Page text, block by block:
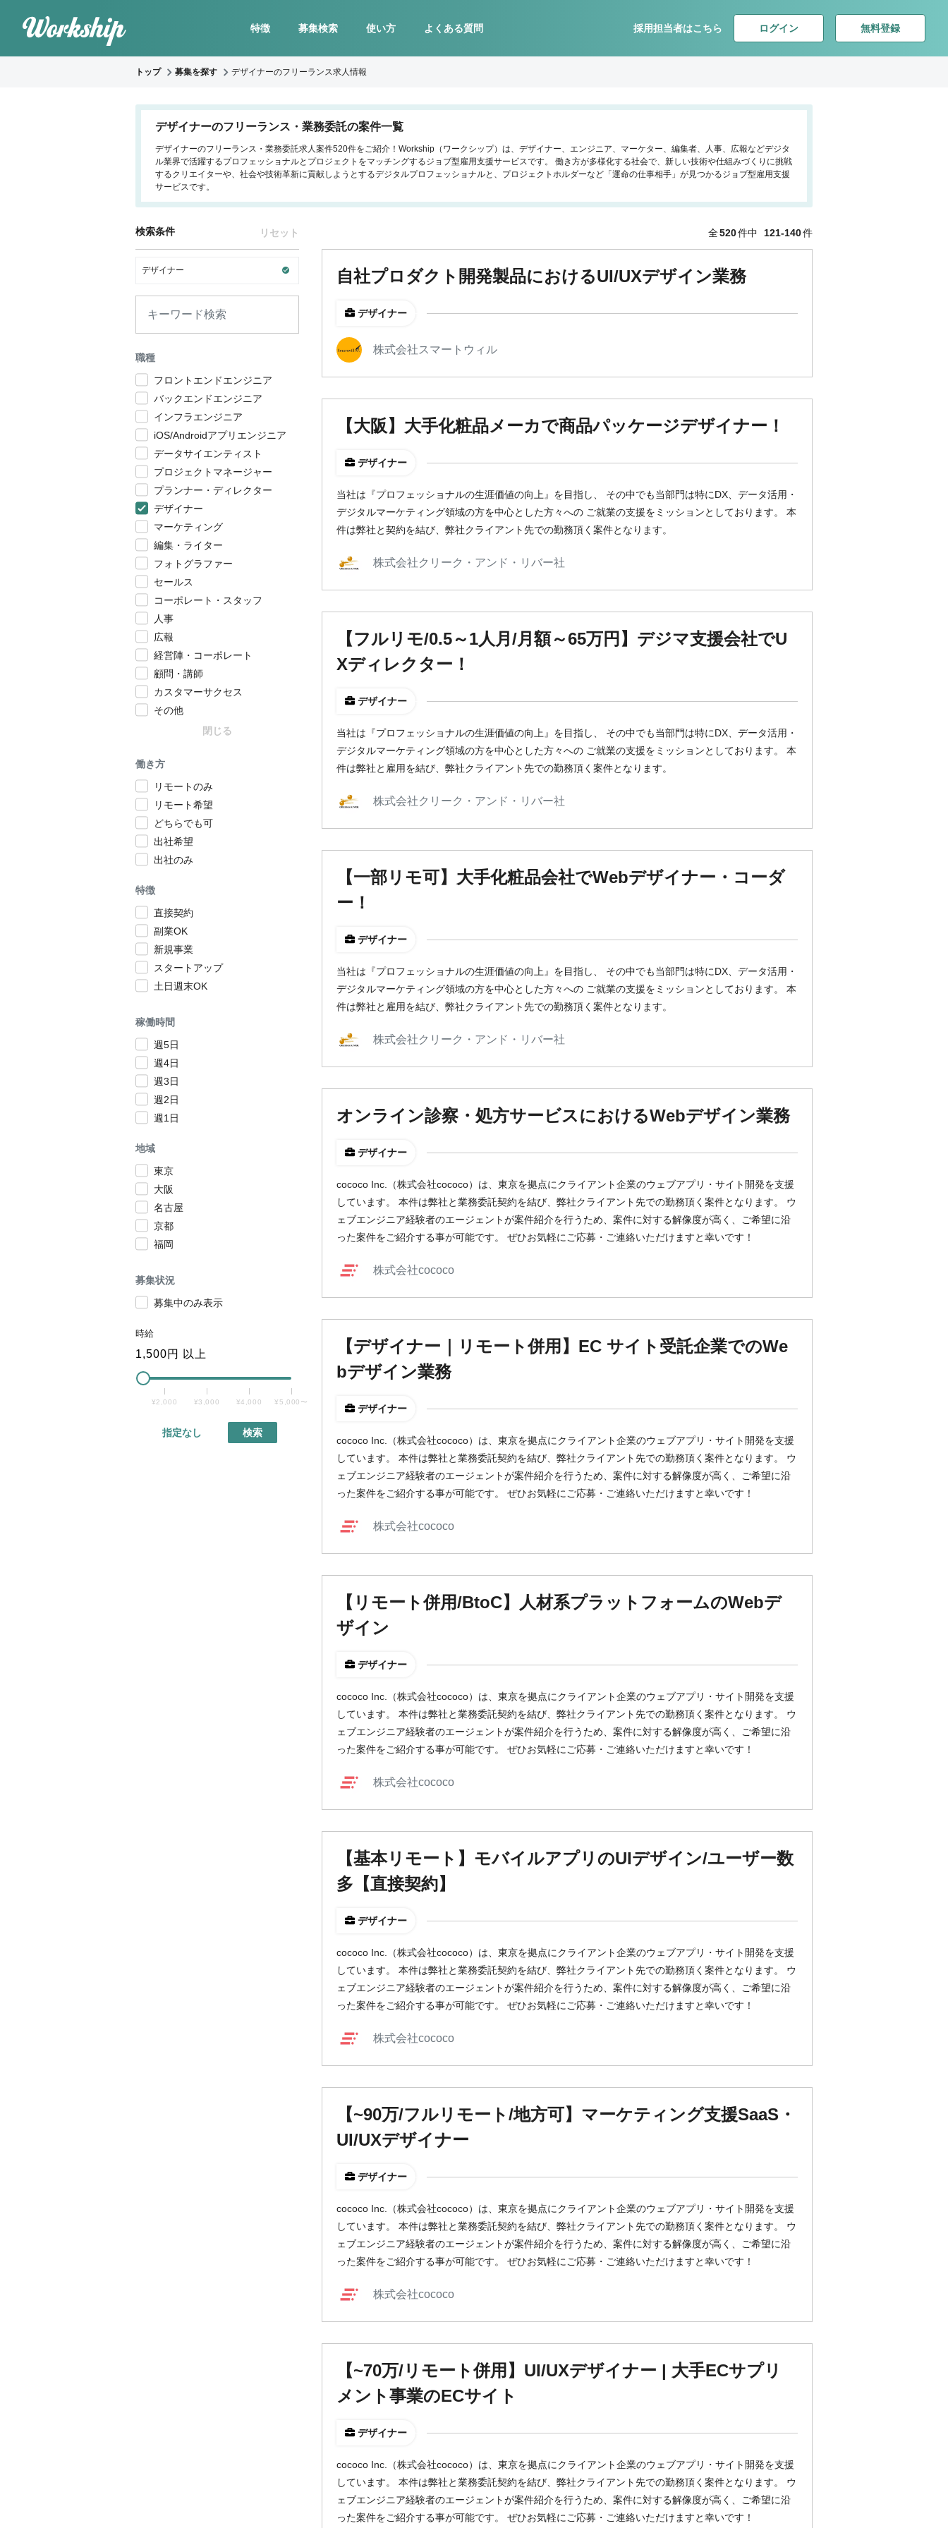
特徴 募集検索 使い方 よくある質問 採用担当者はこちら ログイン 無料登録
トップ 募集を探す デザイナーのフリーランス求人情報
デザイナーのフリーランス・業務委託の案件一覧
デザイナーのフリーランス・業務委託求人案件520件をご紹介！Workship（ワークシップ）は、デザイナー、エンジニア、マーケター、編集者、人事、広報などデジタ
ル業界で活躍するプロフェッショナルとプロジェクトをマッチングするジョブ型雇用支援サービスです。 働き方が多様化する社会で、新しい技術や仕組みづくりに挑戦
するクリエイターや、社会や技術革新に貢献しようとするデジタルプロフェッショナルと、プロジェクトホルダーなど「運命の仕事相手」が見つかるジョブ型雇用支援
サービスです。
検索条件 リセット
デザイナー
職種
フロントエンドエンジニア
バックエンドエンジニア
インフラエンジニア
iOS/Androidアプリエンジニア
データサイエンティスト
プロジェクトマネージャー
プランナー・ディレクター
デザイナー
マーケティング
編集・ライター
フォトグラファー
セールス
コーポレート・スタッフ
人事
広報
経営陣・コーポレート
顧問・講師
カスタマーサクセス
その他
閉じる
働き方
リモートのみ
リモート希望
どちらでも可
出社希望
出社のみ
特徴
直接契約
副業OK
新規事業
スタートアップ
土日週末OK
稼働時間
週5日
週4日
週3日
週2日
週1日
地域
東京
大阪
名古屋
京都
福岡
募集状況
募集中のみ表示
時給
1,500円 以上
¥2,000 ¥3,000 ¥4,000 ¥5,000〜
指定なし 検索
全520件中 121-140件
自社プロダクト開発製品におけるUI/UXデザイン業務
デザイナー
株式会社スマートウィル
【大阪】大手化粧品メーカで商品パッケージデザイナー！
デザイナー
当社は『プロフェッショナルの生涯価値の向上』を目指し、 その中でも当部門は特にDX、データ活用・
デジタルマーケティング領域の方を中心とした方々への ご就業の支援をミッションとしております。 本
件は弊社と契約を結び、弊社クライアント先での勤務頂く案件となります。
株式会社クリーク・アンド・リバー社
【フルリモ/0.5～1人月/月額～65万円】デジマ支援会社でU
Xディレクター！
デザイナー
当社は『プロフェッショナルの生涯価値の向上』を目指し、 その中でも当部門は特にDX、データ活用・
デジタルマーケティング領域の方を中心とした方々への ご就業の支援をミッションとしております。 本
件は弊社と雇用を結び、弊社クライアント先での勤務頂く案件となります。
株式会社クリーク・アンド・リバー社
【一部リモ可】大手化粧品会社でWebデザイナー・コーダ
ー！
デザイナー
当社は『プロフェッショナルの生涯価値の向上』を目指し、 その中でも当部門は特にDX、データ活用・
デジタルマーケティング領域の方を中心とした方々への ご就業の支援をミッションとしております。 本
件は弊社と雇用を結び、弊社クライアント先での勤務頂く案件となります。
株式会社クリーク・アンド・リバー社
オンライン診察・処方サービスにおけるWebデザイン業務
デザイナー
cococo Inc.（株式会社cococo）は、東京を拠点にクライアント企業のウェブアプリ・サイト開発を支援
しています。 本件は弊社と業務委託契約を結び、弊社クライアント先での勤務頂く案件となります。 ウ
ェブエンジニア経験者のエージェントが案件紹介を行うため、案件に対する解像度が高く、ご希望に沿
った案件をご紹介する事が可能です。 ぜひお気軽にご応募・ご連絡いただけますと幸いです！
株式会社cococo
【デザイナー｜リモート併用】EC サイト受託企業でのWe
bデザイン業務
デザイナー
cococo Inc.（株式会社cococo）は、東京を拠点にクライアント企業のウェブアプリ・サイト開発を支援
しています。 本件は弊社と業務委託契約を結び、弊社クライアント先での勤務頂く案件となります。 ウ
ェブエンジニア経験者のエージェントが案件紹介を行うため、案件に対する解像度が高く、ご希望に沿
った案件をご紹介する事が可能です。 ぜひお気軽にご応募・ご連絡いただけますと幸いです！
株式会社cococo
【リモート併用/BtoC】人材系プラットフォームのWebデ
ザイン
デザイナー
cococo Inc.（株式会社cococo）は、東京を拠点にクライアント企業のウェブアプリ・サイト開発を支援
しています。 本件は弊社と業務委託契約を結び、弊社クライアント先での勤務頂く案件となります。 ウ
ェブエンジニア経験者のエージェントが案件紹介を行うため、案件に対する解像度が高く、ご希望に沿
った案件をご紹介する事が可能です。 ぜひお気軽にご応募・ご連絡いただけますと幸いです！
株式会社cococo
【基本リモート】モバイルアプリのUIデザイン/ユーザー数
多【直接契約】
デザイナー
cococo Inc.（株式会社cococo）は、東京を拠点にクライアント企業のウェブアプリ・サイト開発を支援
しています。 本件は弊社と業務委託契約を結び、弊社クライアント先での勤務頂く案件となります。 ウ
ェブエンジニア経験者のエージェントが案件紹介を行うため、案件に対する解像度が高く、ご希望に沿
った案件をご紹介する事が可能です。 ぜひお気軽にご応募・ご連絡いただけますと幸いです！
株式会社cococo
【~90万/フルリモート/地方可】マーケティング支援SaaS・
UI/UXデザイナー
デザイナー
cococo Inc.（株式会社cococo）は、東京を拠点にクライアント企業のウェブアプリ・サイト開発を支援
しています。 本件は弊社と業務委託契約を結び、弊社クライアント先での勤務頂く案件となります。 ウ
ェブエンジニア経験者のエージェントが案件紹介を行うため、案件に対する解像度が高く、ご希望に沿
った案件をご紹介する事が可能です。 ぜひお気軽にご応募・ご連絡いただけますと幸いです！
株式会社cococo
【~70万/リモート併用】UI/UXデザイナー | 大手ECサプリ
メント事業のECサイト
デザイナー
cococo Inc.（株式会社cococo）は、東京を拠点にクライアント企業のウェブアプリ・サイト開発を支援
しています。 本件は弊社と業務委託契約を結び、弊社クライアント先での勤務頂く案件となります。 ウ
ェブエンジニア経験者のエージェントが案件紹介を行うため、案件に対する解像度が高く、ご希望に沿
った案件をご紹介する事が可能です。 ぜひお気軽にご応募・ご連絡いただけますと幸いです！